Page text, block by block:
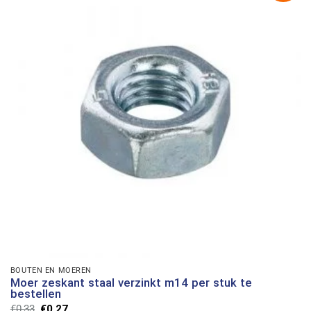
BOUTEN EN MOEREN
Moer zeskant staal verzinkt m14 per stuk te
bestellen
Oorspronkelijke
Huidige